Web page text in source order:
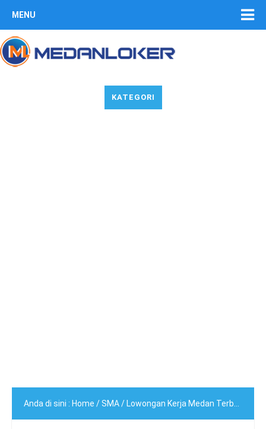
MENU
KATEGORI
Anda di sini : Home /SMA/ Lowongan Kerja Medan Terbaru 2014 PT The Nielsen Company Indonesia